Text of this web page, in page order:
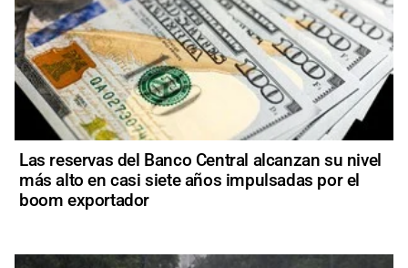
Las reservas del Banco Central alcanzan su nivel
más alto en casi siete años impulsadas por el
boom exportador